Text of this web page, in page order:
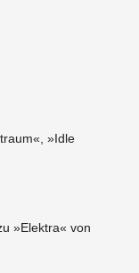
»Idle
»Elektra« von